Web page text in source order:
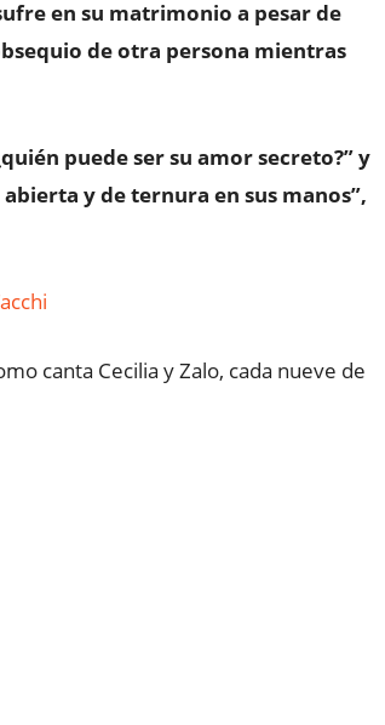
en su matrimonio a pesar de
de otra persona mientras
puede ser su amor secreto?” y
y de ternura en sus manos”,
canta Cecilia y Zalo, cada nueve de